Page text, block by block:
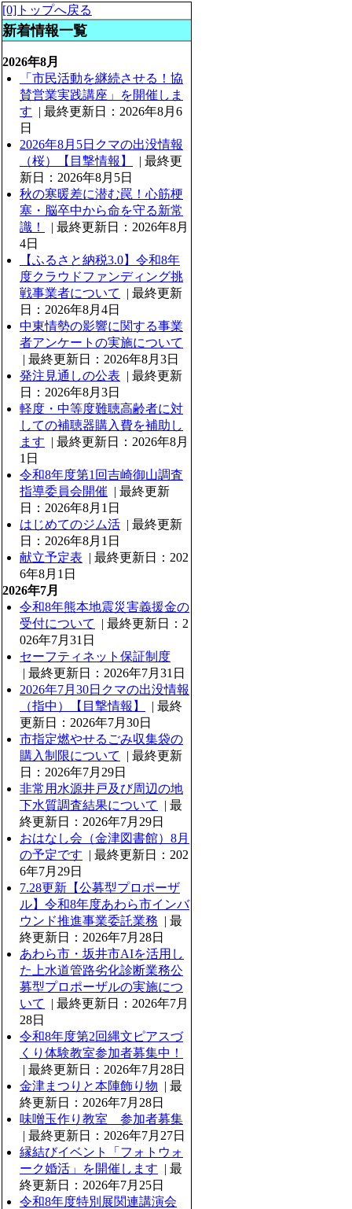
[0]トップへ戻る
新着情報一覧
2026年8月
「市民活動を継続させる！協
賛営業実践講座」を開催しま
す | 最終更新日：2026年8月6
日
2026年8月5日クマの出没情報
（桜）【目撃情報】
| 最終更
新日：2026年8月5日
秋の寒暖差に潜む罠！心筋梗
塞・脳卒中から命を守る新常
識！
| 最終更新日：2026年8月
4日
【ふるさと納税3.0】令和8年
度クラウドファンディング挑
戦事業者について
| 最終更新
日：2026年8月4日
中東情勢の影響に関する事業
者アンケートの実施について
| 最終更新日：2026年8月3日
発注見通しの公表 | 最終更新
日：2026年8月3日
軽度・中等度難聴高齢者に対
しての補聴器購入費を補助し
ます | 最終更新日：2026年8月
1日
令和8年度第1回吉崎御山調査
指導委員会開催 | 最終更新
日：2026年8月1日
はじめてのジム活 | 最終更新
日：2026年8月1日
献立予定表 | 最終更新日：202
6年8月1日
2026年7月
令和8年熊本地震災害義援金の
受付について
| 最終更新日：2
026年7月31日
セーフティネット保証制度
| 最終更新日：2026年7月31日
2026年7月30日クマの出没情報
（指中）【目撃情報】
| 最終
更新日：2026年7月30日
市指定燃やせるごみ収集袋の
購入制限について
| 最終更新
日：2026年7月29日
非常用水源井戸及び周辺の地
下水質調査結果について
| 最
終更新日：2026年7月29日
おはなし会（金津図書館）8月
の予定です | 最終更新日：202
6年7月29日
7.28更新【公募型プロポーザ
ル】令和8年度あわら市インバ
ウンド推進事業委託業務 | 最
終更新日：2026年7月28日
あわら市・坂井市AIを活用し
た上水道管路劣化診断業務公
募型プロポーザルの実施につ
いて
| 最終更新日：2026年7月
28日
令和8年度第2回縄文ピアスづ
くり体験教室参加者募集中！
| 最終更新日：2026年7月28日
金津まつりと本陣飾り物 | 最
終更新日：2026年7月28日
味噌玉作り教室 参加者募集
| 最終更新日：2026年7月27日
縁結びイベント「フォトウォ
ーク婚活」を開催します | 最
終更新日：2026年7月25日
令和8年度特別展関連講演会